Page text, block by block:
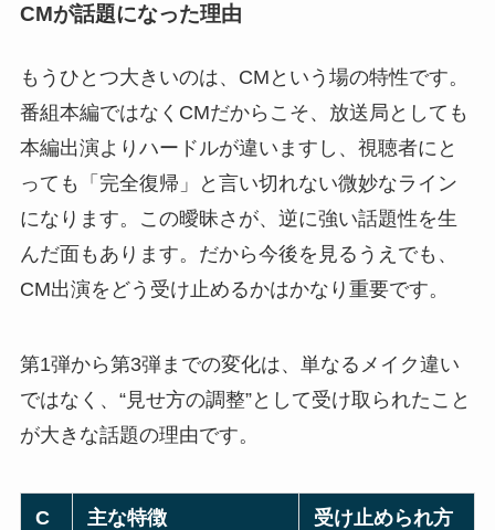
CMが話題になった理由
もうひとつ大きいのは、CMという場の特性です。
番組本編ではなくCMだからこそ、放送局としても
本編出演よりハードルが違いますし、視聴者にと
っても「完全復帰」と言い切れない微妙なライン
になります。この曖昧さが、逆に強い話題性を生
んだ面もあります。だから今後を見るうえでも、
CM出演をどう受け止めるかはかなり重要です。
第1弾から第3弾までの変化は、単なるメイク違い
ではなく、“見せ方の調整”として受け取られたこと
が大きな話題の理由です。
C
主な特徴 受け止められ方